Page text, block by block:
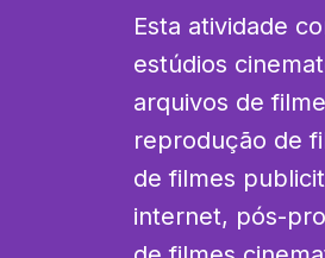
Esta atividade
estúdios
arquivos de
reprodução de
de filmes
internet, pós-